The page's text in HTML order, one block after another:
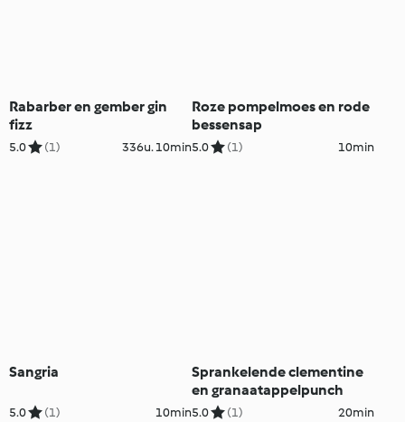
Rabarber en gember gin
fizz
5.0 (1) 336u. 10min
Roze pompelmoes en rode
bessensap
5.0 (1) 10min
Sangria
5.0 (1) 10min
Sprankelende clementine
en granaatappelpunch
5.0 (1) 20min